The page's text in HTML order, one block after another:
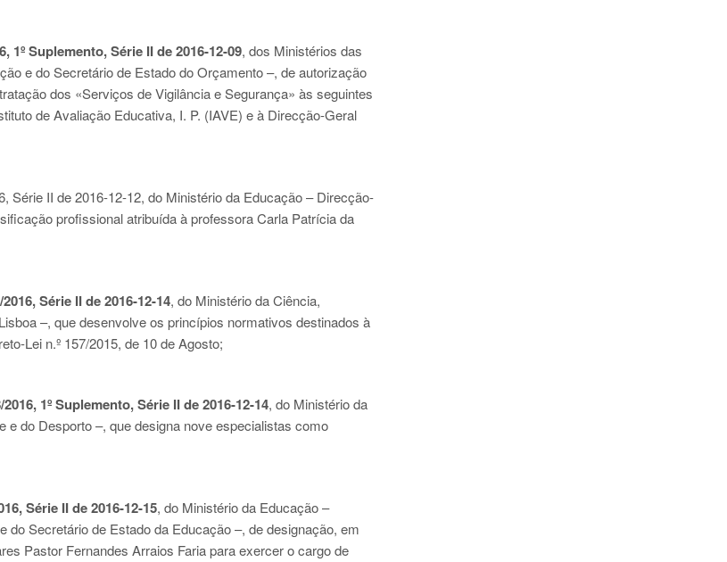
1º Suplemento, Série II de 2016-12-09, dos Ministérios das
e do Secretário de Estado do Orçamento –, de autorização
dos «Serviços de Vigilância e Segurança» às seguintes
de Avaliação Educativa, I. P. (IAVE) e à Direcção-Geral
Série II de 2016-12-12, do Ministério da Educação – Direcção-
profissional atribuída à professora Carla Patrícia da
Série II de 2016-12-14, do Ministério da Ciência,
–, que desenvolve os princípios normativos destinados à
Lei n.º 157/2015, de 10 de Agosto;
1º Suplemento, Série II de 2016-12-14, do Ministério da
e do Desporto –, que designa nove especialistas como
Série II de 2016-12-15, do Ministério da Educação –
Secretário de Estado da Educação –, de designação, em
Pastor Fernandes Arraios Faria para exercer o cargo de